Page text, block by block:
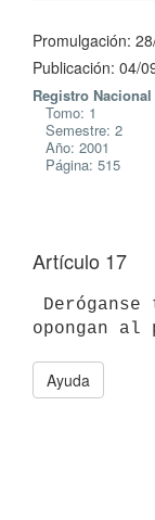
Promulgación:
Publicación: 04/
Registro
Tomo: 1
Semestre: 2
Año: 2001
Página: 515
Artículo 17
Ayuda